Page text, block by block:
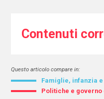
Contenuti
Questo articolo compare in:
Famiglie, infanzia
Politiche e